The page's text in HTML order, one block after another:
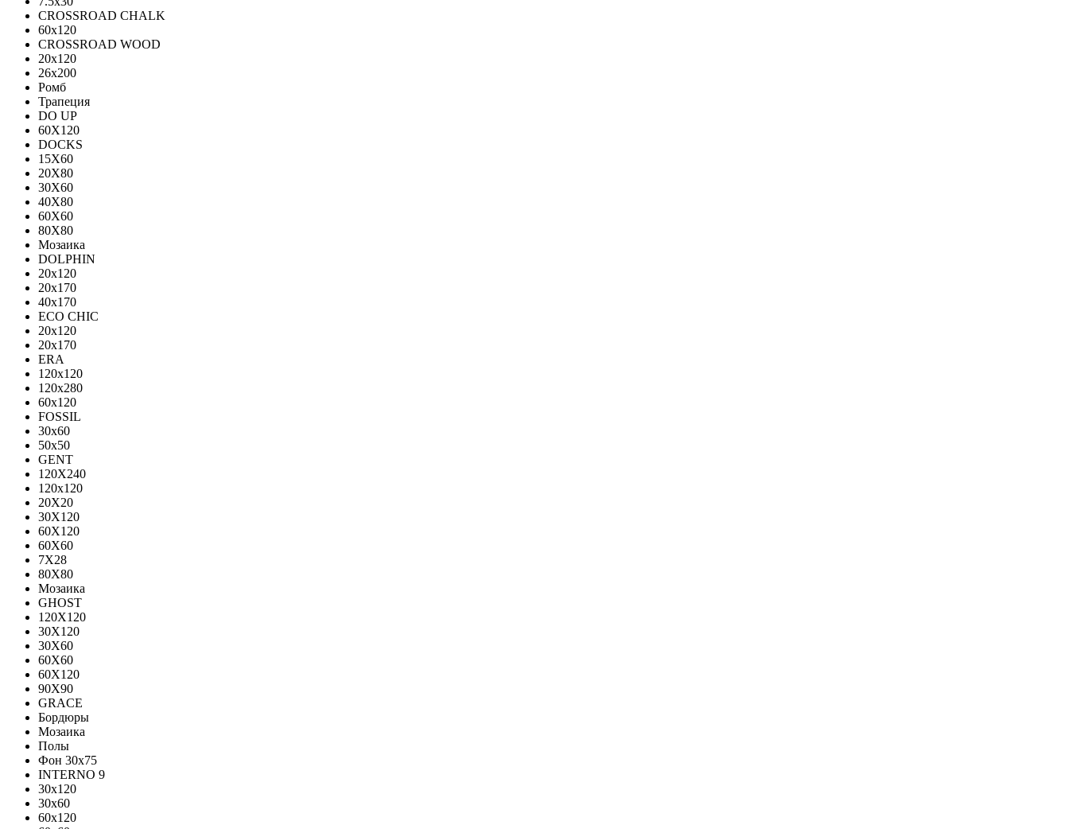
CROSSROAD CHALK
60х120
CROSSROAD WOOD
20х120
26х200
Ромб
Трапеция
DO UP
60X120
DOCKS
15X60
20X80
30X60
40X80
60X60
80X80
Мозаика
DOLPHIN
20x120
20x170
40x170
ECO CHIC
20х120
20х170
ERA
120x120
120x280
60x120
FOSSIL
30x60
50x50
GENT
120X240
120х120
20X20
30X120
60X120
60X60
7X28
80X80
Мозаика
GHOST
120X120
30X120
30X60
60X60
60Х120
90X90
GRACE
Бордюры
Мозаика
Полы
Фон 30х75
INTERNO 9
30x120
30x60
60x120